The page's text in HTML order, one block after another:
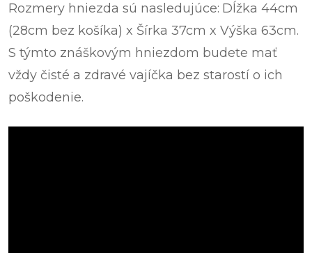
Rozmery hniezda sú nasledujúce: Dĺžka 44cm
(28cm bez košíka) x Šírka 37cm x Výška 63cm.
S týmto znáškovým hniezdom budete mať
vždy čisté a zdravé vajíčka bez starostí o ich
poškodenie.